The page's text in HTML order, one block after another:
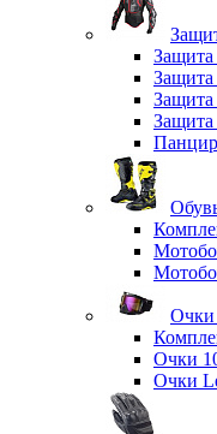
Защита
Защита
Защита
Очки
Очки
Очки